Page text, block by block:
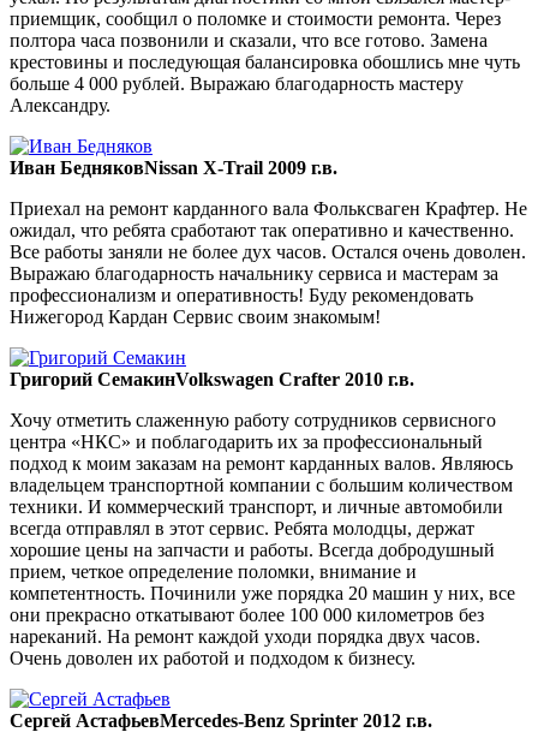
приемщик, сообщил о поломке и стоимости ремонта. Через
полтора часа позвонили и сказали, что все готово. Замена
крестовины и последующая балансировка обошлись мне чуть
больше 4 000 рублей. Выражаю благодарность мастеру
Александру.
Иван БедняковNissan X-Trail 2009 г.в.
Приехал на ремонт карданного вала Фольксваген Крафтер. Не
ожидал, что ребята сработают так оперативно и качественно.
Все работы заняли не более дух часов. Остался очень доволен.
Выражаю благодарность начальнику сервиса и мастерам за
профессионализм и оперативность! Буду рекомендовать
Нижегород Кардан Сервис своим знакомым!
Григорий СемакинVolkswagen Crafter 2010 г.в.
Хочу отметить слаженную работу сотрудников сервисного
центра «НКС» и поблагодарить их за профессиональный
подход к моим заказам на ремонт карданных валов. Являюсь
владельцем транспортной компании с большим количеством
техники. И коммерческий транспорт, и личные автомобили
всегда отправлял в этот сервис. Ребята молодцы, держат
хорошие цены на запчасти и работы. Всегда добродушный
прием, четкое определение поломки, внимание и
компетентность. Починили уже порядка 20 машин у них, все
они прекрасно откатывают более 100 000 километров без
нареканий. На ремонт каждой уходи порядка двух часов.
Очень доволен их работой и подходом к бизнесу.
Сергей АстафьевMercedes-Benz Sprinter 2012 г.в.